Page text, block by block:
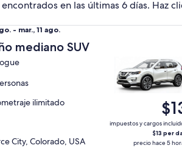
en las últimas 6 días. Haz
- mar., 11 ago.
mediano SUV
ilimitado
City, Colorado, USA
impuestos y cargos
$13 per
precio hace 5
SUV Nissan Rogue